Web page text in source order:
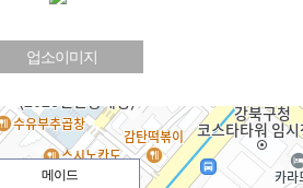
업소이미지
메이드